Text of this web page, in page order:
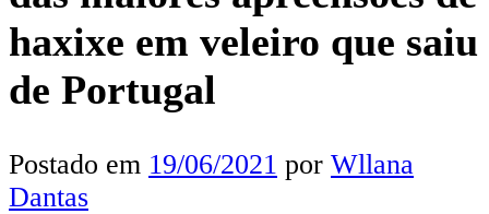
haxixe em veleiro que saiu
de Portugal
Postado em 19/06/2021 por Wllana
Dantas